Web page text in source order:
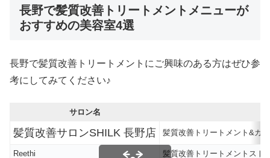
長野で髪質改善トリートメントメニューが
おすすめの美容室4選
長野で髪質改善トリートメントにご興味のある方はぜひ参
考にしてみてください♪
サロン名
髪質改善サロンSHILK 長野店 髪質改善トリートメント&カ
Reethi
髪質改善トリートメントスト